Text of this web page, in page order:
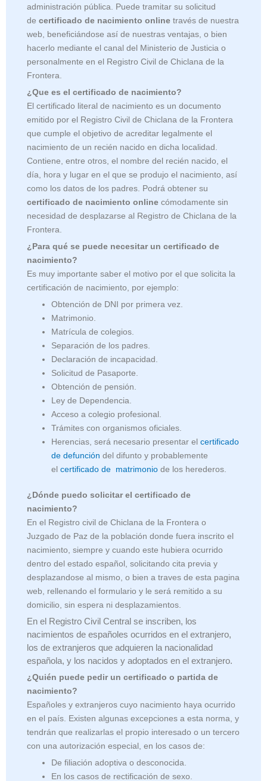
administración pública. Puede tramitar su solicitud
de certificado de nacimiento online través de nuestra
web, beneficiándose así de nuestras ventajas, o bien
hacerlo mediante el canal del Ministerio de Justicia o
personalmente en el Registro Civil de Chiclana de la
Frontera.
¿Que es el certificado de nacimiento?
El certificado literal de nacimiento es un documento
emitido por el Registro Civil de Chiclana de la Frontera
que cumple el objetivo de acreditar legalmente el
nacimiento de un recién nacido en dicha localidad.
Contiene, entre otros, el nombre del recién nacido, el
día, hora y lugar en el que se produjo el nacimiento, así
como los datos de los padres. Podrá obtener su
certificado de nacimiento online cómodamente sin
necesidad de desplazarse al Registro de Chiclana de la
Frontera.
¿Para qué se puede necesitar un certificado de
nacimiento?
Es muy importante saber el motivo por el que solicita la
certificación de nacimiento, por ejemplo:
Obtención de DNI por primera vez.
Matrimonio.
Matrícula de colegios.
Separación de los padres.
Declaración de incapacidad.
Solicitud de Pasaporte.
Obtención de pensión.
Ley de Dependencia.
Acceso a colegio profesional.
Trámites con organismos oficiales.
Herencias, será necesario presentar elcertificado
de defunción del difunto y probablemente
elcertificado de matrimonio de los herederos.
¿Dónde puedo solicitar el certificado de
nacimiento?
En el Registro civil de Chiclana de la Frontera o
Juzgado de Paz de la población donde fuera inscrito el
nacimiento, siempre y cuando este hubiera ocurrido
dentro del estado español, solicitando cita previa y
desplazandose al mismo, o bien a traves de esta pagina
web, rellenando el formulario y le será remitido a su
domicilio, sin espera ni desplazamientos.
En el Registro Civil Central se inscriben, los
nacimientos de españoles ocurridos en el extranjero,
los de extranjeros que adquieren la nacionalidad
española, y los nacidos y adoptados en el extranjero.
¿Quién puede pedir un certificado o partida de
nacimiento?
Españoles y extranjeros cuyo nacimiento haya ocurrido
en el país. Existen algunas excepciones a esta norma, y
tendrán que realizarlas el propio interesado o un tercero
con una autorización especial, en los casos de:
De filiación adoptiva o desconocida.
En los casos de rectificación de sexo.